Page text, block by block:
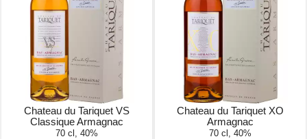
Chateau du Tariquet VS
Classique Armagnac
70 cl, 40%
Chateau du Tariquet XO
Armagnac
70 cl, 40%